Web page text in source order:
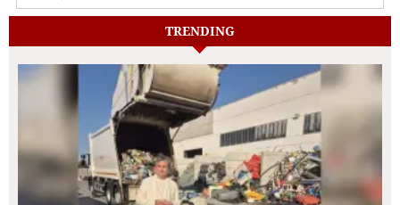
TRENDING